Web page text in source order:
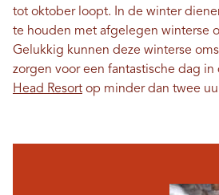
tot oktober loopt. In de winter
te houden met afgelegen winterse
Gelukkig kunnen deze winterse
zorgen voor een fantastische dag
Head Resort op minder dan twee